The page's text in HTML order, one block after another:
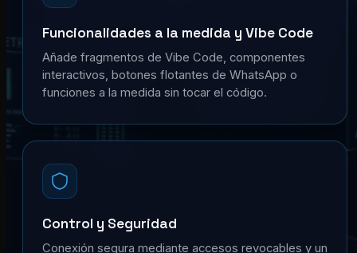
Funcionalidades a la medida y Vibe Code
Añade fragmentos de Vibe Code, componentes
interactivos, botones flotantes de WhatsApp o
funciones a la medida sin tocar el código.
Control y Seguridad
Conexión segura mediante accesos revocables y un